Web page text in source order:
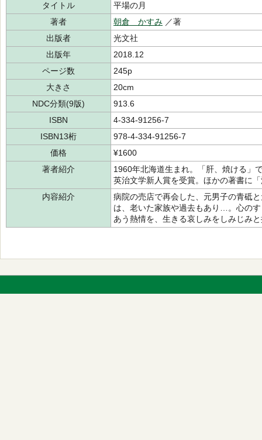
タイトル
平場の月
著者
朝倉 かすみ ／著
出版者
光文社
出版年
2018.12
ページ数
245p
大きさ
20cm
NDC分類(9版)
913.6
ISBN
4-334-91256-7
ISBN13桁
978-4-334-91256-7
価格
¥1600
著者紹介
1960年北海道生まれ。「肝、焼ける」
英治文学新人賞を受賞。ほかの著書に
内容紹介
病院の売店で再会した、元男子の青砥
は、老いた家族や過去もあり…。心の
あう熱情を、生きる哀しみをしみじみ